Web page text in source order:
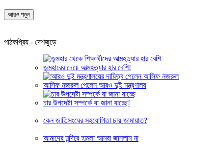
আরও পড়ুন
পাঠকপ্রিয় - দেশজুড়ে
জন্মহারের চেয়ে আত্মহত্যার হার বেশি!
আসিফ নজরুল পেলেন আরও দুই মন্ত্রণালয়
চার উপদেষ্টা সম্পর্কে যা জানা যাচ্ছে!
কেন জাতিসংঘের সহযোগিতা চায় জামায়াত?
আমাদের মন্দিরে হামলা আমরা জানলাম না